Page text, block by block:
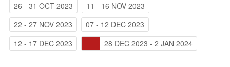
26 - 31 OCT 2023
11 - 16 NOV 2023
22 - 27 NOV 2023
07 - 12 DEC 2023
12 - 17 DEC 2023
28 DEC 2023 - 2 JAN 2024